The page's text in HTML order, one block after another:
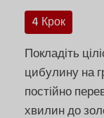
4 Крок
Покладіть
цибулину на
постійно
хвилин до